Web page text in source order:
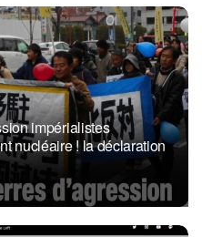
impérialistes
nucléaire ! la déclaration